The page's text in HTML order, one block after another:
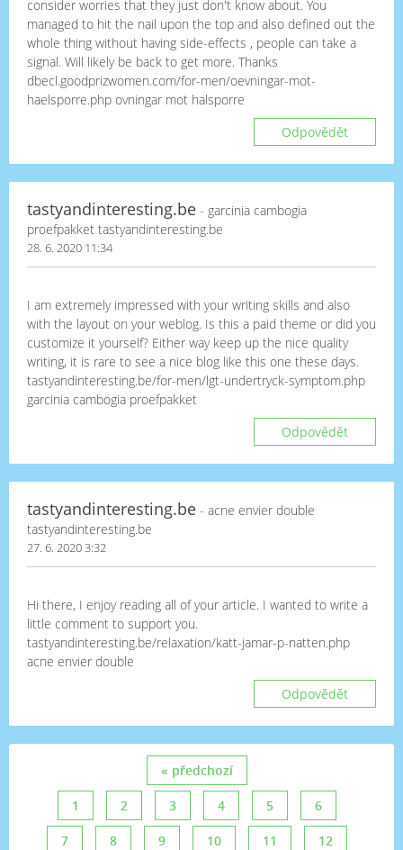
consider worries that they just don't know about. You
managed to hit the nail upon the top and also defined out the
whole thing without having side-effects , people can take a
signal. Will likely be back to get more. Thanks
dbecl.goodprizwomen.com/for-men/oevningar-mot-
haelsporre.php ovningar mot halsporre
Odpovědět
tastyandinteresting.be - garcinia cambogia
proefpakket tastyandinteresting.be
28. 6. 2020 11:34
I am extremely impressed with your writing skills and also
with the layout on your weblog. Is this a paid theme or did you
customize it yourself? Either way keep up the nice quality
writing, it is rare to see a nice blog like this one these days.
tastyandinteresting.be/for-men/lgt-undertryck-symptom.php
garcinia cambogia proefpakket
Odpovědět
tastyandinteresting.be - acne envier double
tastyandinteresting.be
27. 6. 2020 3:32
Hi there, I enjoy reading all of your article. I wanted to write a
little comment to support you.
tastyandinteresting.be/relaxation/katt-jamar-p-natten.php
acne envier double
Odpovědět
« předchozí
1 2 3 4 5 6
7 8 9 10 11 12